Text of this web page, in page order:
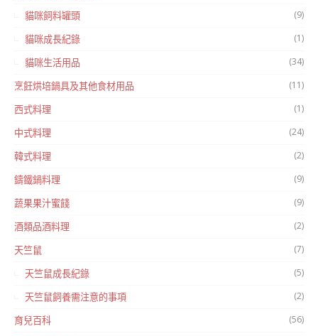
貓咪飼料罐頭 (9)
貓咪成長紀錄 (1)
貓咪生活用品 (34)
烹飪烘培鍋具及其他食材用品 (11)
西式料理 (1)
中式料理 (24)
韓式料理 (2)
鑄鐵鍋料理 (9)
蔬果果汁蜜餞 (9)
酒類品酒料理 (2)
天竺鼠 (7)
天竺鼠成長紀錄 (5)
天竺鼠飼養需注意的事項 (2)
育兒百科 (56)